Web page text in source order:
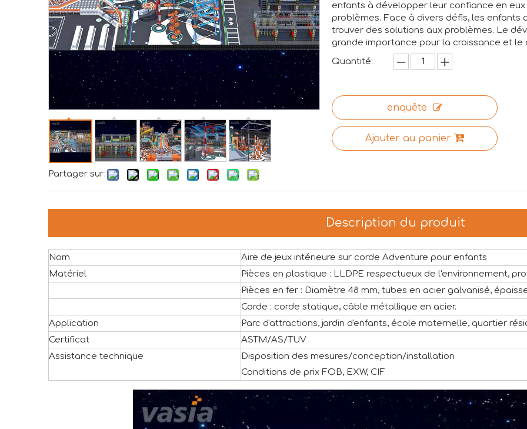
Partager sur:
enfants à développer leur confiance en
problèmes. Face à divers défis, les
trouver des solutions aux problèmes. Le
grande importance pour la croissance et
Quantité:
enquête
Ajouter au panier
Description du produit
Nom
Aire de jeux intérieure sur corde Adventure pour enfants
Matériel
Pièces en plastique : LLDPE respectueux de l'environnement,
Pièces en fer : Diamètre 48 mm, tubes en acier galvanisé,
Corde : corde statique, câble métallique en acier.
Application
Parc d'attractions, jardin d'enfants, école maternelle, quartier
Certificat
ASTM/AS/TUV
Assistance technique
Disposition des mesures/conception/installation
Conditions de prix FOB, EXW, CIF